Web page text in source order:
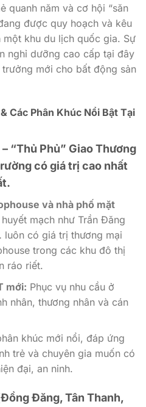
quanh năm và cơ hội “săn
được quy hoạch và kêu
khu du lịch quốc gia. Sự
nghỉ dưỡng cao cấp tại đây
mới cho bất động sản
Các Phân Khúc Nổi Bật Tại
“Thủ Phủ” Giao Thương
có giá trị cao nhất
và nhà phố mặt
mạch như Trần Đăng
luôn có giá trị thương mại
trong các khu đô thị
ráo riết.
mới: Phục vụ nhu cầu ở
nhân, thương nhân và cán
khúc mới nổi, đáp ứng
trẻ và chuyên gia muốn có
đại, an ninh.
Đăng, Tân Thanh,